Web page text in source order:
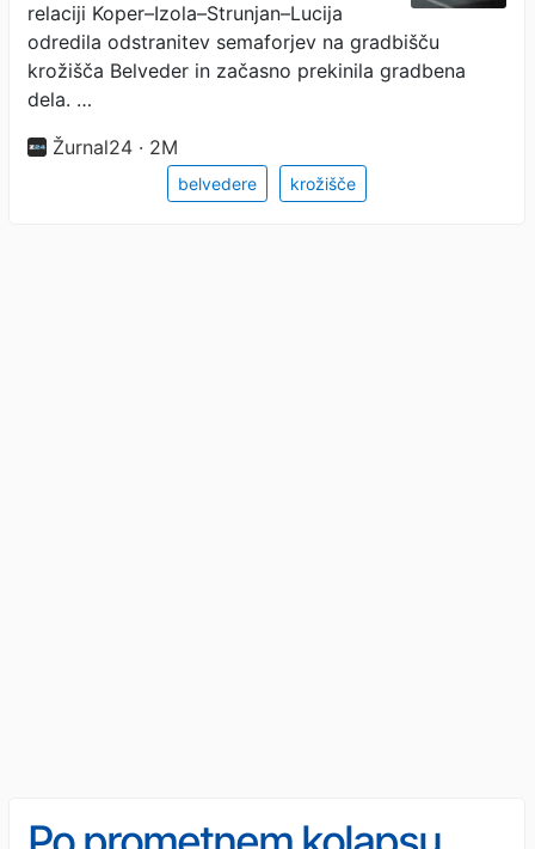
relaciji Koper–Izola–Strunjan–Lucija
odredila odstranitev semaforjev na gradbišču
krožišča Belveder in začasno prekinila gradbena
dela. …
Žurnal24 · 2M
belvedere krožišče